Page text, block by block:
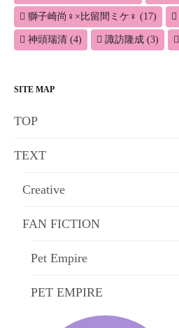
獅子崎尚♀×比留間ミケ♀ (17)
神頭瑞清 (4) 諏訪隆成 (3)
SITE MAP
TOP
TEXT
Creative
FAN FICTION
Pet Empire
PET EMPIRE